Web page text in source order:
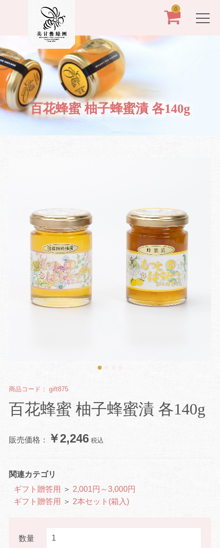
0
百花蜂蜜 柚子蜂蜜漬 各140g
商品コード： gift875
百花蜂蜜 柚子蜂蜜漬 各140g
販売価格： ￥2,246 税込
関連カテゴリ
ギフト贈答用
＞ 2,001円～3,000円
ギフト贈答用
＞ 2本セット(箱入)
数量